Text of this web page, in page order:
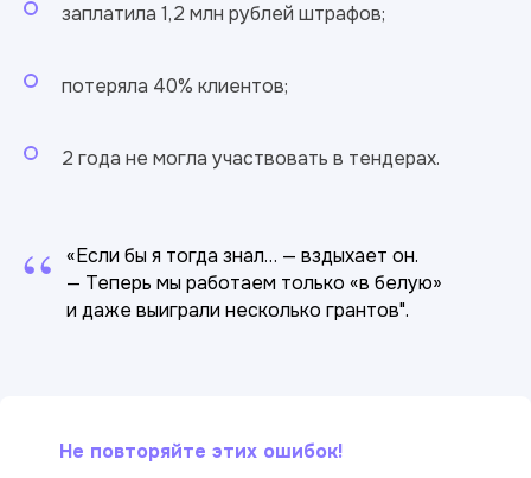
заплатила 1,2 млн рублей штрафов;
потеряла 40% клиентов;
2 года не могла участвовать в тендерах.
“
«Если бы я тогда знал… — вздыхает он.
— Теперь мы работаем только «в белую»
и даже выиграли несколько грантов".
Не повторяйте этих ошибок!